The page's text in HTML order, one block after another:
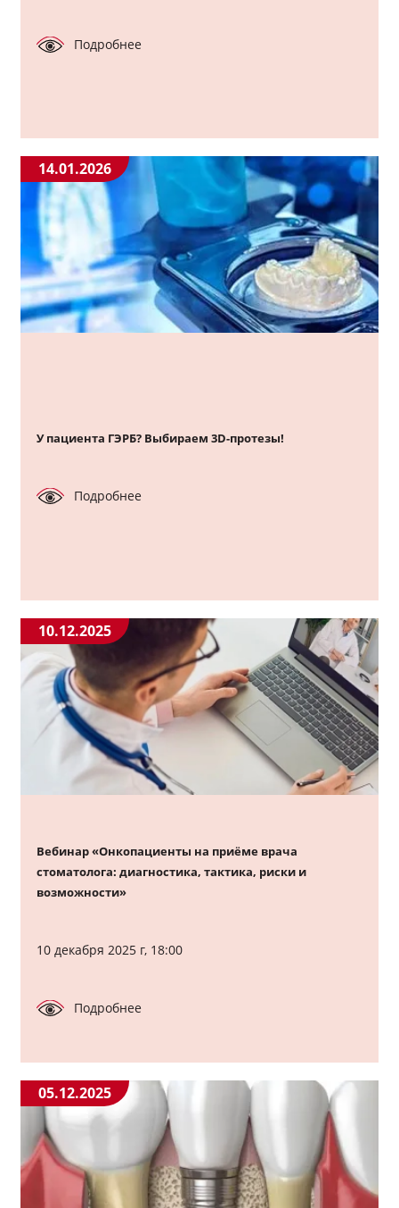
Подробнее
14.01.2026
У пациента ГЭРБ? Выбираем 3D-протезы!
Подробнее
10.12.2025
Вебинар «Онкопациенты на приёме врача
стоматолога: диагностика, тактика, риски и
возможности»
10 декабря 2025 г, 18:00
Подробнее
05.12.2025